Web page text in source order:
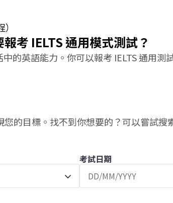
考 IELTS 通用模式測試？
的英語能力。你可以報考 IELTS 通用測
的目標。找不到你想要的？可以嘗試搜
考試日期